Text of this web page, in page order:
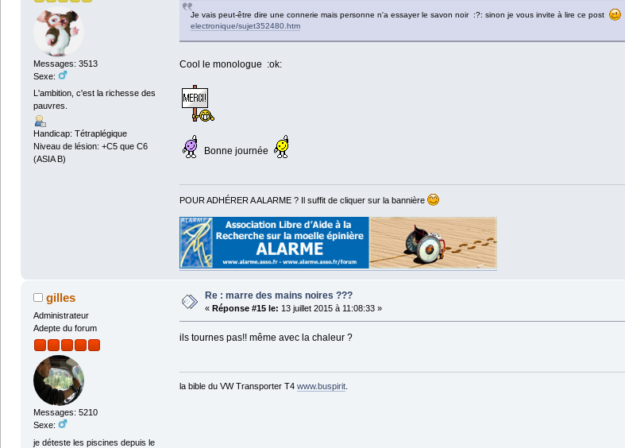
Messages: 3513
Sexe:
L'ambition, c'est la richesse des
pauvres.
Handicap: Tétraplégique
Niveau de lésion: +C5 que C6
(ASIA B)
Je vais peut-être dire une connerie mais personne n'a essayer le savon noir :?: sinon je vous invite à lire ce post
electronique/sujet352480.htm
Cool le monologue :ok:
Bonne journée
POUR ADHÉRER A ALARME ? Il suffit de cliquer sur la bannière
gilles
Administrateur
Adepte du forum
Messages: 5210
Sexe:
je déteste les piscines depuis le
Re : marre des mains noires ???
« Réponse #15 le: 13 juillet 2015 à 11:08:33 »
ils tournes pas!! même avec la chaleur ?
la bible du VW Transporter T4 www.buspirit.